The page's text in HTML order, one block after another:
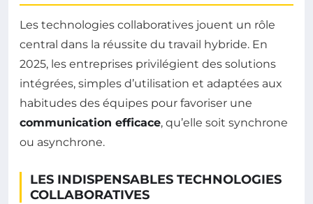
Les technologies collaboratives jouent un rôle
central dans la réussite du travail hybride. En
2025, les entreprises privilégient des solutions
intégrées, simples d’utilisation et adaptées aux
habitudes des équipes pour favoriser une
communication efficace, qu’elle soit synchrone
ou asynchrone.
LES INDISPENSABLES TECHNOLOGIES
COLLABORATIVES